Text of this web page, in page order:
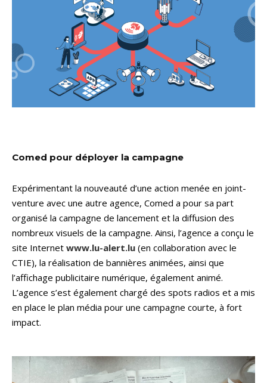
Comed pour déployer la campagne
Expérimentant la nouveauté d’une action menée en joint-
venture avec une autre agence, Comed a pour sa part
organisé la campagne de lancement et la diffusion des
nombreux visuels de la campagne. Ainsi, l’agence a conçu le
site Internet www.lu-alert.lu (en collaboration avec le
CTIE), la réalisation de bannières animées, ainsi que
l’affichage publicitaire numérique, également animé.
L’agence s’est également chargé des spots radios et a mis
en place le plan média pour une campagne courte, à fort
impact.